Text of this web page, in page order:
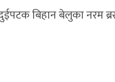
बिहान बेलुका नरम